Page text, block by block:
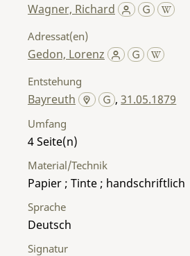
Wagner, Richard
Adressat(en)
Gedon, Lorenz
Entstehung
Bayreuth ,31.05.1879
Umfang
4
Material/Technik
Papier ; Tinte ; handschriftlich
Sprache
Deutsch
Signatur